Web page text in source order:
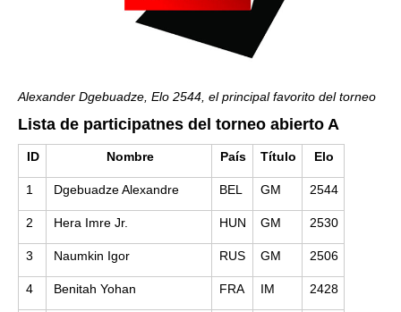
Alexander Dgebuadze, Elo 2544, el principal favorito del torneo
Lista de participatnes del torneo abierto A
ID Nombre País Título Elo
1 Dgebuadze Alexandre BEL GM 2544
2 Hera Imre Jr. HUN GM 2530
3 Naumkin Igor RUS GM 2506
4 Benitah Yohan FRA IM 2428